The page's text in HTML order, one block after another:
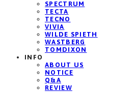
SPECTRUM
TECTA
TECNO
VIVIA
WILDE SPIETH
WASTBERG
TOMDIXON
INFO
ABOUT US
NOTICE
Q&A
REVIEW